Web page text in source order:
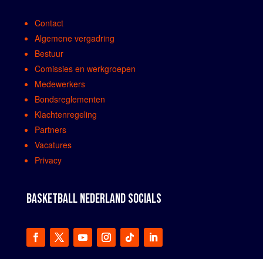
Contact
Algemene vergadring
Bestuur
Comissies en werkgroepen
Medewerkers
Bondsreglementen
Klachtenregeling
Partners
Vacatures
Privacy
BASKETBALL NEDERLAND SOCIALS